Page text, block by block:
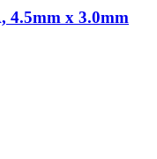
4.5mm x 3.0mm